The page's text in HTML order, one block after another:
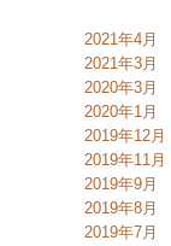
2021年4月
2021年3月
2020年3月
2020年1月
2019年12月
2019年11月
2019年9月
2019年8月
2019年7月